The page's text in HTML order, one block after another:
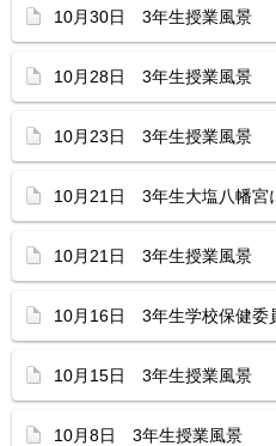
10月30日 3年生授業風景
10月28日 3年生授業風景
10月23日 3年生授業風景
10月21日 3年生大塩八幡宮
10月21日 3年生授業風景
10月16日 3年生学校保健委
10月15日 3年生授業風景
10月8日 3年生授業風景